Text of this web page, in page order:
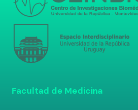
Facultad de Medicina